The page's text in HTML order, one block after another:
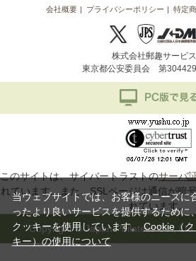
会社概要 プライバシーポリシー 特定
株式会社郵趣サービ
東京都公安委員会 第
このサイトは、サイバートラストのサーバ
れています。また、SSLページは通信が暗
れています。
Copyright © Japan Philatelic Co., Ltd.
当ウェブサイトでは、お客様のニーズに
ったより良いサービスを提供するために
クッキーを使用しています。Cookie（ク
キー）の使用について